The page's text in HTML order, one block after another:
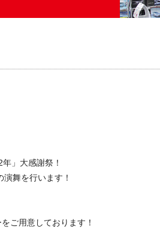
」大感謝祭！
舞を行います！
ご用意しております！